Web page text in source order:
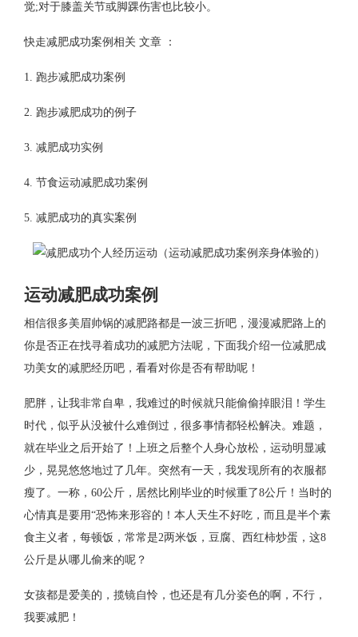
觉;对于膝盖关节或脚踝伤害也比较小。
快走减肥成功案例相关 文章 ：
1. 跑步减肥成功案例
2. 跑步减肥成功的例子
3. 减肥成功实例
4. 节食运动减肥成功案例
5. 减肥成功的真实案例
运动减肥成功案例
相信很多美眉帅锅的减肥路都是一波三折吧，漫漫减肥路上的
你是否正在找寻着成功的减肥方法呢，下面我介绍一位减肥成
功美女的减肥经历吧，看看对你是否有帮助呢！
肥胖，让我非常自卑，我难过的时候就只能偷偷掉眼泪！学生
时代，似乎从没被什么难倒过，很多事情都轻松解决。难题，
就在毕业之后开始了！上班之后整个人身心放松，运动明显减
少，晃晃悠悠地过了几年。突然有一天，我发现所有的衣服都
瘦了。一称，60公斤，居然比刚毕业的时候重了8公斤！当时的
心情真是要用“恐怖来形容的！本人天生不好吃，而且是半个素
食主义者，每顿饭，常常是2两米饭，豆腐、西红柿炒蛋，这8
公斤是从哪儿偷来的呢？
女孩都是爱美的，揽镜自怜，也还是有几分姿色的啊，不行，
我要减肥！